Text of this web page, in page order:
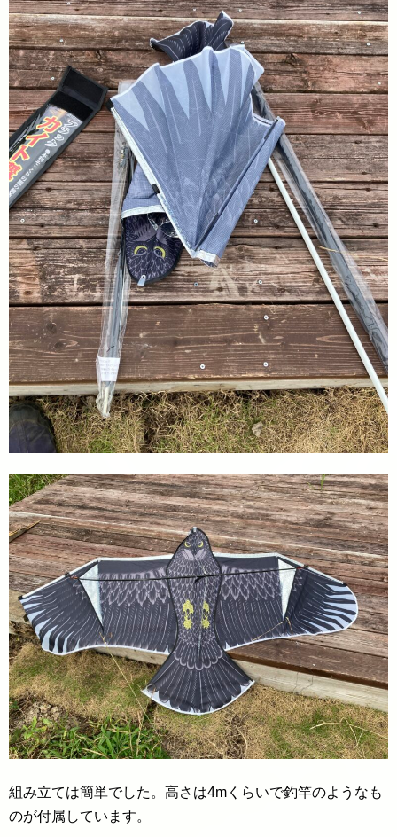
組み立ては簡単でした。高さは4mくらいで釣竿のようなも
のが付属しています。